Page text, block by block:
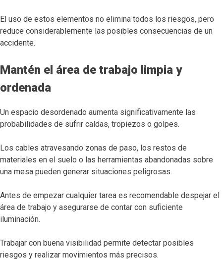
El uso de estos elementos no elimina todos los riesgos, pero
reduce considerablemente las posibles consecuencias de un
accidente.
Mantén el área de trabajo limpia y
ordenada
Un espacio desordenado aumenta significativamente las
probabilidades de sufrir caídas, tropiezos o golpes.
Los cables atravesando zonas de paso, los restos de
materiales en el suelo o las herramientas abandonadas sobre
una mesa pueden generar situaciones peligrosas.
Antes de empezar cualquier tarea es recomendable despejar el
área de trabajo y asegurarse de contar con suficiente
iluminación.
Trabajar con buena visibilidad permite detectar posibles
riesgos y realizar movimientos más precisos.